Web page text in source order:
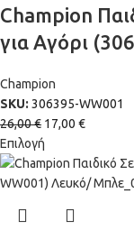
Champion
για Αγόρι
Champion
SKU: 306395-WW001
26,00€ 17,00 €
Επιλογή